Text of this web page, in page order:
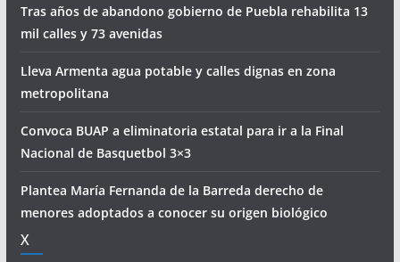
Tras años de abandono gobierno de Puebla rehabilita 13
mil calles y 73 avenidas
Lleva Armenta agua potable y calles dignas en zona
metropolitana
Convoca BUAP a eliminatoria estatal para ir a la Final
Nacional de Basquetbol 3×3
Plantea María Fernanda de la Barreda derecho de
menores adoptados a conocer su origen biológico
X